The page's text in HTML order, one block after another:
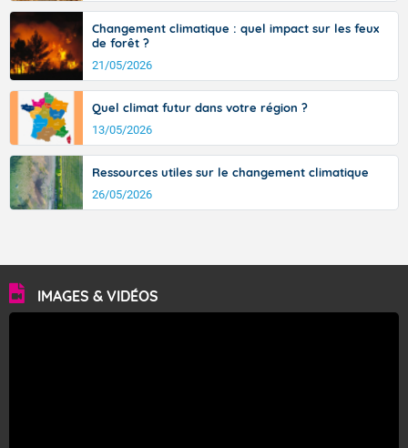
Changement climatique : quel impact sur les feux
de forêt ?
21/05/2026
Quel climat futur dans votre région ?
13/05/2026
Ressources utiles sur le changement climatique
26/05/2026
IMAGES & VIDÉOS